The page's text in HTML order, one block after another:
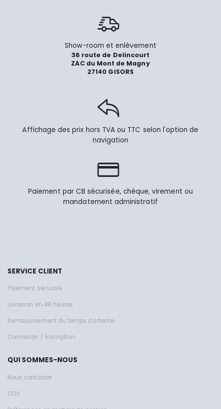
Show-room et enlèvement
36 route de Delincourt
ZAC du Mont de Magny
27140 GISORS
Affichage des prix hors TVA ou TTC selon l'option de
navigation
Paiement par CB sécurisée, chèque, virement ou
mandatement administratif
SERVICE CLIENT
Paiement sécurisé
Livraison en 48 heures
Remboursement du temps d'attente
Connexion / Inscription
QUI SOMMES-NOUS
Nous contacter
CGV